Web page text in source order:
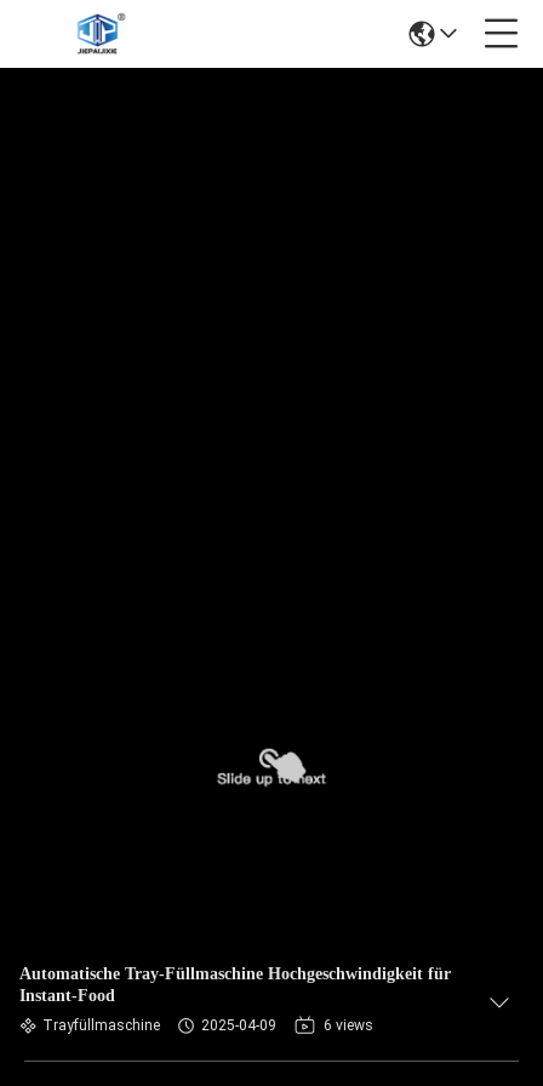
Automatische Tray-Füllmaschine Hochgeschwindigkeit für
Instant-Food
Trayfüllmaschine 2025-04-09 6 views